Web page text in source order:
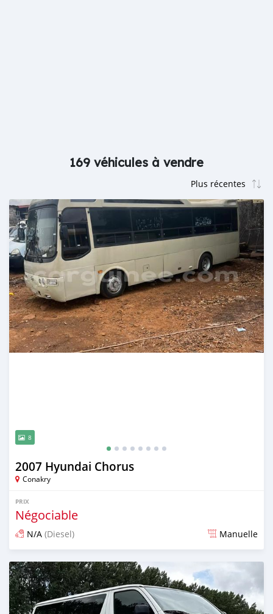
169 véhicules à vendre
8
2007 Hyundai Chorus
Conakry
PRIX
Négociable
N/A (Diesel) Manuelle
Publié il y a 2 mois